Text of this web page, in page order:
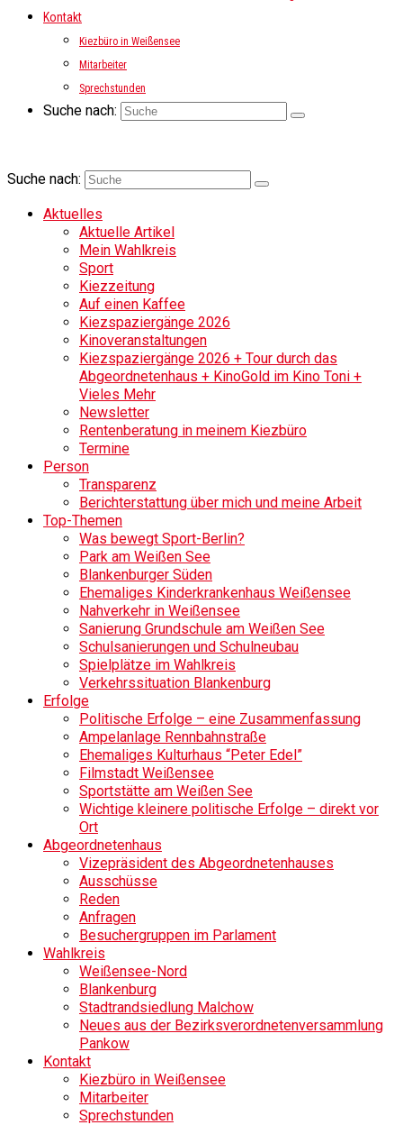
Kontakt
Kiezbüro in Weißensee
Mitarbeiter
Sprechstunden
Suche nach:
Suche nach:
Aktuelles
Aktuelle Artikel
Mein Wahlkreis
Sport
Kiezzeitung
Auf einen Kaffee
Kiezspaziergänge 2026
Kinoveranstaltungen
Kiezspaziergänge 2026 + Tour durch das
Abgeordnetenhaus + KinoGold im Kino Toni +
Vieles Mehr
Newsletter
Rentenberatung in meinem Kiezbüro
Termine
Person
Transparenz
Berichterstattung über mich und meine Arbeit
Top-Themen
Was bewegt Sport-Berlin?
Park am Weißen See
Blankenburger Süden
Ehemaliges Kinderkrankenhaus Weißensee
Nahverkehr in Weißensee
Sanierung Grundschule am Weißen See
Schulsanierungen und Schulneubau
Spielplätze im Wahlkreis
Verkehrssituation Blankenburg
Erfolge
Politische Erfolge – eine Zusammenfassung
Ampelanlage Rennbahnstraße
Ehemaliges Kulturhaus “Peter Edel”
Filmstadt Weißensee
Sportstätte am Weißen See
Wichtige kleinere politische Erfolge – direkt vor
Ort
Abgeordnetenhaus
Vizepräsident des Abgeordnetenhauses
Ausschüsse
Reden
Anfragen
Besuchergruppen im Parlament
Wahlkreis
Weißensee-Nord
Blankenburg
Stadtrandsiedlung Malchow
Neues aus der Bezirksverordnetenversammlung
Pankow
Kontakt
Kiezbüro in Weißensee
Mitarbeiter
Sprechstunden